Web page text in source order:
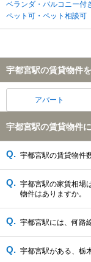
ベランダ・バルコニー付
ペット可・ペット相談可
宇都宮駅の賃貸物件
アパート
宇都宮駅の賃貸物件
宇都宮駅の賃貸物件
宇都宮駅の家賃相場
物件はありますか。
宇都宮駅には、何路
宇都宮駅がある、栃